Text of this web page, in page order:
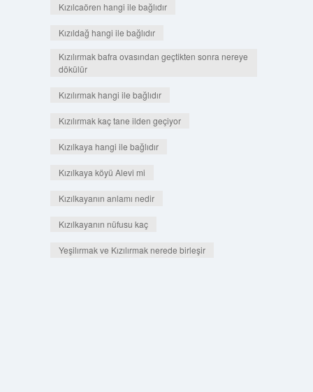
Kızılcaören hangi ile bağlıdır
Kızıldağ hangi ile bağlıdır
Kızılırmak bafra ovasından geçtikten sonra nereye
dökülür
Kızılırmak hangi ile bağlıdır
Kızılırmak kaç tane ilden geçiyor
Kızılkaya hangi ile bağlıdır
Kızılkaya köyü Alevi mi
Kızılkayanın anlamı nedir
Kızılkayanın nüfusu kaç
Yeşilırmak ve Kızılırmak nerede birleşir